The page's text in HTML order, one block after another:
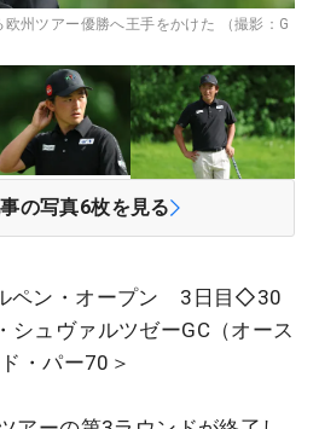
州ツアー優勝へ王手をかけた （撮影：G
の写真6枚を見る
ペン・オープン 3日目◇30
ュヴァルツゼーGC（オース
・パー70＞